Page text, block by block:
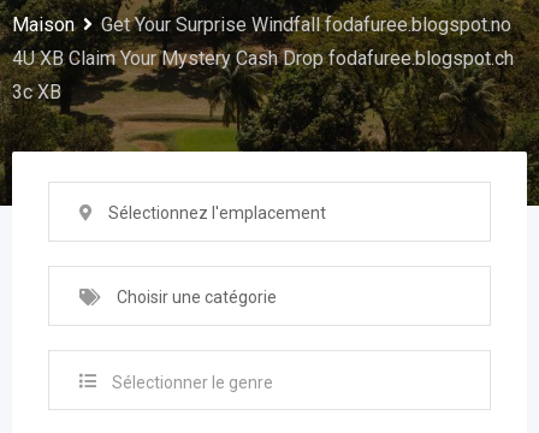
Maison
Get Your Surprise Windfall fodafuree.blogspot.no
4U XB Claim Your Mystery Cash Drop fodafuree.blogspot.ch
3c XB
Sélectionnez l'emplacement
Choisir une catégorie
Sélectionner le genre